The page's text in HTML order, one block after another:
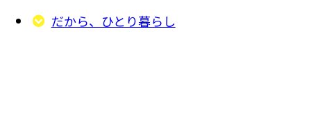
だから、ひとり暮らし